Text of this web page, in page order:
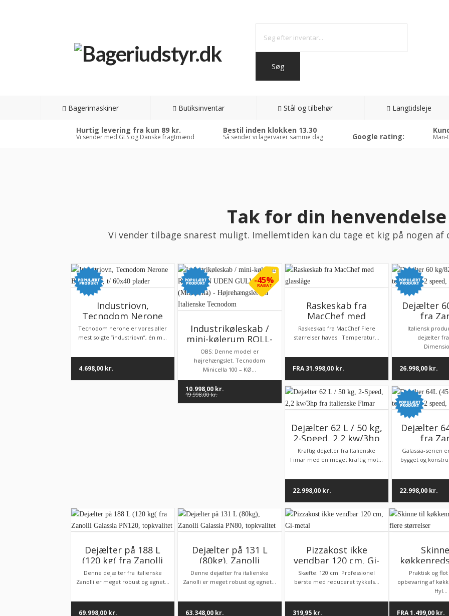
Bagerimaskiner Butiksinventar Stål og tilbehør Langtidsleje
Hurtig levering fra kun 89 kr.
Vi sender med GLS og Danske fragtmænd
Bestil inden klokken 13.30
Så sender vi lagervarer samme dag Google rating:
Tak for din henvendelse
Vi vender tilbage snarest muligt. Imellemtiden kan du tage et kig på nogen af
Industriovn,
Tecnodom Nerone
BAKEOFF, t/ 60×40
plader
Tecnodom nerone er vores aller
mest solgte ”industriovn”, én m...
4.698,00 kr.
-45%
RABAT
Industrikøleskab /
mini-kølerum ROLL-
INN UDEN GULV
(MiniCella) –
Højrehængslet fra
Italienske Tecnodom
OBS: Denne model er
højrehængslet. Tecnodom
Minicella 100 – KØ...
10.998,00 kr.
19.998,00kr.
Raskeskab fra
MacChef med
glasslåge
Raskeskab fra MacChef Flere
størrelser haves Temperatur...
FRA31.998,00 kr.
Dejælter
fra
topkvalitet
Italiensk
dejælter
26.998,00 kr.
Dejælter 62 L / 50 kg,
2-Speed, 2,2 kw/3hp
fra italienske Fimar
Kraftig dejælter fra Italienske
Fimar med en meget kraftig mot...
22.998,00 kr.
Dejælter
fra
topkvalitet
Galassia-serien
bygget og
22.998,00 kr.
Dejælter på 188 L
(120 kg( fra Zanolli
Galassia PN120,
topkvalitet
Denne dejælter fra italienske
Zanolli er meget robust og egnet...
69.998,00 kr.
Dejælter på 131 L
(80kg), Zanolli
Galassia PN80,
topkvalitet
Denne dejælter fra italienske
Zanolli er meget robust og egnet...
63.348,00 kr.
Pizzakost ikke
vendbar 120 cm, Gi-
metal
Skæfte: 120 cm Professionel
børste med reduceret tykkels...
319,95 kr.
flere
Praktisk og
opbevaring af
Hyl...
FRA1.499,00 kr.